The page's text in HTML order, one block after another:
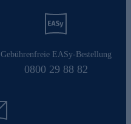
Gebührenfreie EASy-Bestellung
0800 29 88 82